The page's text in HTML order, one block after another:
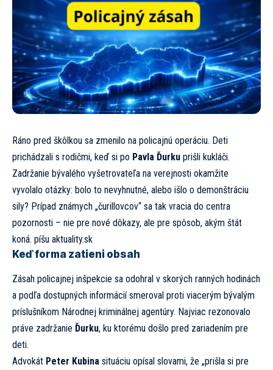
Ráno pred škôlkou sa zmenilo na policajnú operáciu. Deti
prichádzali s rodičmi, keď si po Pavla Ďurku prišli kukláči.
Zadržanie bývalého vyšetrovateľa na verejnosti okamžite
vyvolalo otázky: bolo to nevyhnutné, alebo išlo o demonštráciu
sily? Prípad známych „čurillovcov“ sa tak vracia do centra
pozornosti – nie pre nové dôkazy, ale pre spôsob, akým štát
koná. píšu aktuality.sk
Keď forma zatieni obsah
Zásah policajnej inšpekcie sa odohral v skorých ranných hodinách
a podľa dostupných informácií smeroval proti viacerým bývalým
príslušníkom Národnej kriminálnej agentúry. Najviac rezonovalo
práve zadržanie Ďurku, ku ktorému došlo pred zariadením pre
deti.
Advokát Peter Kubina situáciu opísal slovami, že „prišla si pre